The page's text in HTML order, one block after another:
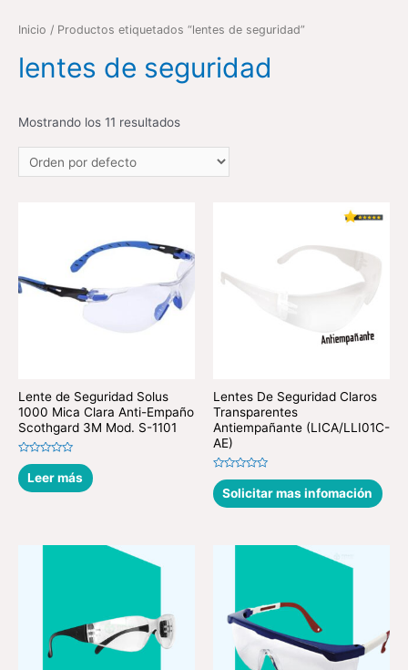
Inicio / Productos etiquetados “lentes de seguridad”
lentes de seguridad
Mostrando los 11 resultados
Lente de Seguridad Solus
1000 Mica Clara Anti-Empaño
Scothgard 3M Mod. S-1101
Valorado
en
0
de
Leer más
Lentes De Seguridad Claros
Transparentes
Antiempañante (LICA/LLI01C-
AE)
Valorado
en
0
de
Solicitar mas infomación